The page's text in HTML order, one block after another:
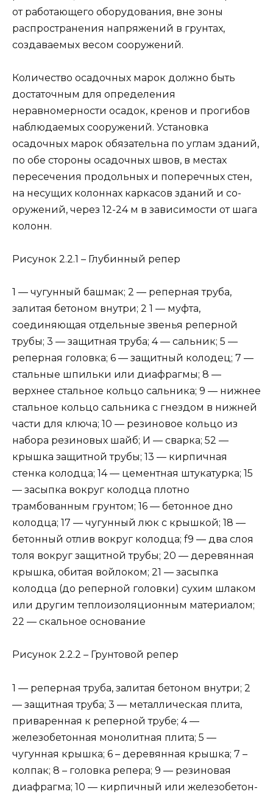
от рабо­тающего оборудования, вне зоны
распространения напряжений в грунтах,
создаваемых весом сооружений.
Количество осадочных марок должно быть
достаточ­ным для определения
неравномерности осадок, кренов и прогибов
наблюдаемых сооружений. Установка
осадочных марок обязательна по углам зданий,
по обе стороны оса­дочных швов, в местах
пересечения продольных и попе­речных стен,
на несущих колоннах каркасов зданий и со­
оружений, через 12-24 м в зависимости от шага
колонн.
Рисунок 2.2.1 – Глубинный репер
1 — чугунный башмак; 2 — реперная труба,
залитая бетоном внутри; 2 1 — муфта,
соединяющая отдельные звенья реперной
трубы; 3 — защитная труба; 4 — сальник; 5 —
реперная головка; 6 — защитный колодец; 7 —
стальные шпильки или диафрагмы; 8 —
верхнее стальное кольцо сальника; 9 — нижнее
стальное кольцо сальника с гнездом в нижней
части для ключа; 10 — ре­зиновое кольцо из
набора резиновых шайб; И — сварка; 52 —
крышка защитной трубы; 13 — кирпичная
стенка колодца; 14 — цементная штукатурка; 15
— засыпка вокруг колодца плот­но
трамбованным грунтом; 16 — бетонное дно
колодца; 17 — чугунный люк с крышкой; 18 —
бетонный отлив вокруг колодца; f9 — два слоя
толя вокруг защитной трубы; 20 — дере­вянная
крышка, обитая войлоком; 21 — засыпка
колодца (до реперной головки) сухим шлаком
или другим теплоизоляционным материалом;
22 — скальное основание
Рисунок 2.2.2 – Грунтовой репер
1 — реперная труба, залитая бетоном внутри; 2
— защитная тру­ба; 3 — металлическая плита,
приваренная к реперной трубе; 4 —
железобетонная монолитная плита; 5 —
чугунная крышка; 6 – деревянная крышка; 7 –
колпак; 8 – головка репера; 9 — резиновая
диафрагма; 10 — кирпичный или железобетон­